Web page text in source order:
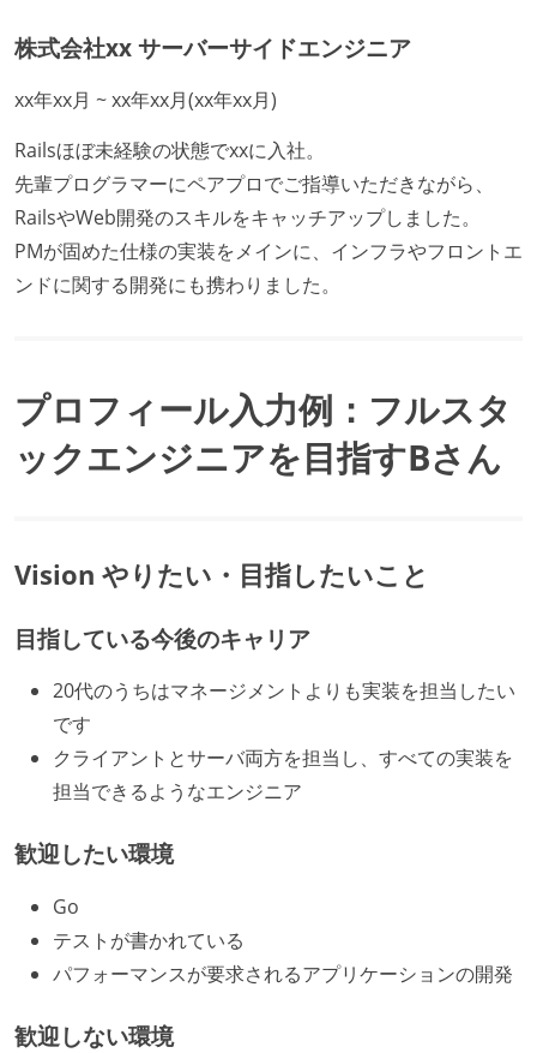
株式会社xx サーバーサイドエンジニア
xx年xx月 ~ xx年xx月(xx年xx月)
Railsほぼ未経験の状態でxxに入社。
先輩プログラマーにペアプロでご指導いただきながら、
RailsやWeb開発のスキルをキャッチアップしました。
PMが固めた仕様の実装をメインに、インフラやフロントエ
ンドに関する開発にも携わりました。
プロフィール入力例：フルスタ
ックエンジニアを目指すBさん
Vision やりたい・目指したいこと
目指している今後のキャリア
20代のうちはマネージメントよりも実装を担当したい
です
クライアントとサーバ両方を担当し、すべての実装を
担当できるようなエンジニア
歓迎したい環境
Go
テストが書かれている
パフォーマンスが要求されるアプリケーションの開発
歓迎しない環境